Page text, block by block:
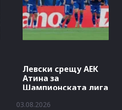
Левски срещу АЕК
Атина за
Шампионската лига
03.08.2026